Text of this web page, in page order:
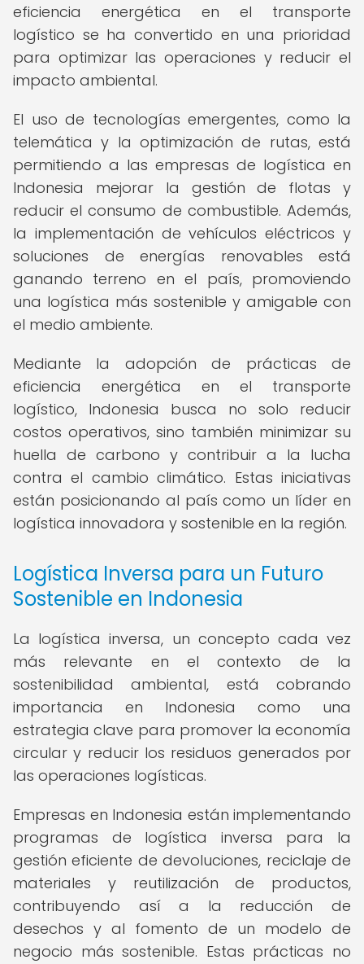
eficiencia energética en el transporte
logístico se ha convertido en una prioridad
para optimizar las operaciones y reducir el
impacto ambiental.
El uso de tecnologías emergentes, como la
telemática y la optimización de rutas, está
permitiendo a las empresas de logística en
Indonesia mejorar la gestión de flotas y
reducir el consumo de combustible. Además,
la implementación de vehículos eléctricos y
soluciones de energías renovables está
ganando terreno en el país, promoviendo
una logística más sostenible y amigable con
el medio ambiente.
Mediante la adopción de prácticas de
eficiencia energética en el transporte
logístico, Indonesia busca no solo reducir
costos operativos, sino también minimizar su
huella de carbono y contribuir a la lucha
contra el cambio climático. Estas iniciativas
están posicionando al país como un líder en
logística innovadora y sostenible en la región.
Logística Inversa para un Futuro
Sostenible en Indonesia
La logística inversa, un concepto cada vez
más relevante en el contexto de la
sostenibilidad ambiental, está cobrando
importancia en Indonesia como una
estrategia clave para promover la economía
circular y reducir los residuos generados por
las operaciones logísticas.
Empresas en Indonesia están implementando
programas de logística inversa para la
gestión eficiente de devoluciones, reciclaje de
materiales y reutilización de productos,
contribuyendo así a la reducción de
desechos y al fomento de un modelo de
negocio más sostenible. Estas prácticas no